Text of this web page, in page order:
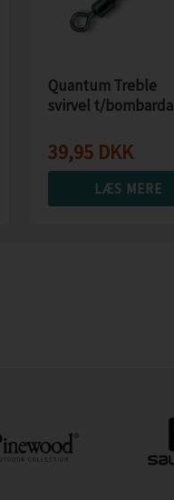
Quantum Treble
svirvel t/bombarda
39,95 DKK
LÆS MERE